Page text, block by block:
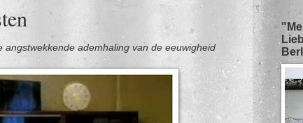
ademhaling van de eeuwigheid